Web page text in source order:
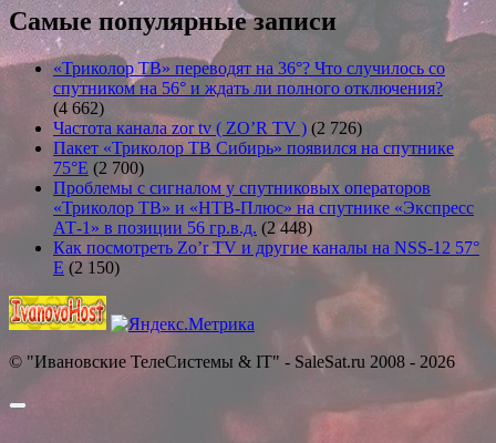
Самые популярные записи
«Триколор ТВ» переводят на 36°? Что случилось со
спутником на 56° и ждать ли полного отключения?
(4 662)
Частота канала zor tv ( ZO’R TV ) (2 726)
Пакет «Триколор ТВ Сибирь» появился на спутнике
75°E (2 700)
Проблемы с сигналом у спутниковых операторов
«Триколор ТВ» и «НТВ-Плюс» на спутнике «Экспресс
АТ-1» в позиции 56 гр.в.д. (2 448)
Как посмотреть Zo’r TV и другие каналы на NSS-12 57°
E (2 150)
© "Ивановские ТелеСистемы & IT" - SaleSat.ru 2008 - 2026
Прокрутить